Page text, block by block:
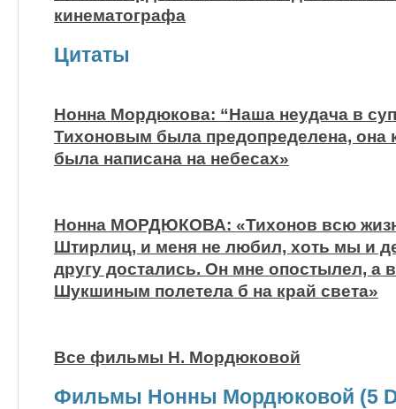
кинематографа
Цитаты
Нонна Мордюкова: “Наша неудача в
Тихоновым была предопределена, она
была написана на небесах»
Нонна МОРДЮКОВА: «Тихонов всю
Штирлиц, и меня не любил, хоть мы и
другу достались. Он мне опостылел, а
Шукшиным полетела б на край света»
Все фильмы Н. Мордюковой
Фильмы Нонны Мордюковой (5